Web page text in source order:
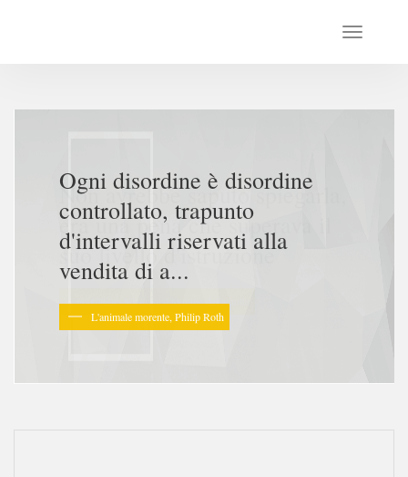
Ogni disordine è disordine
controllato, trapunto
d'intervalli riservati alla
vendita di a...
L'animale morente, Philip Roth